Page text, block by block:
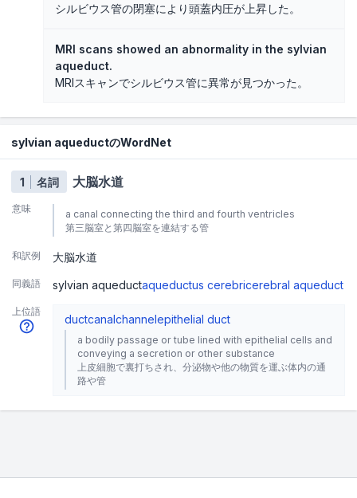
シルビウス管の閉塞により頭蓋内圧が上昇した。
MRI scans showed an abnormality in the sylvian
aqueduct.
MRIスキャンでシルビウス管に異常が見つかった。
sylvian aqueductのWordNet
1 名詞 大脳水道
意味
a canal connecting the third and fourth ventricles
第三脳室と第四脳室を連結する管
和訳例 大脳水道
同義語 sylvian aqueductaqueductus cerebricerebral aqueduct
上位語
ductcanalchannelepithelial duct
a bodily passage or tube lined with epithelial cells and
conveying a secretion or other substance
上皮細胞で裏打ちされ、分泌物や他の物質を運ぶ体内の通
路や管